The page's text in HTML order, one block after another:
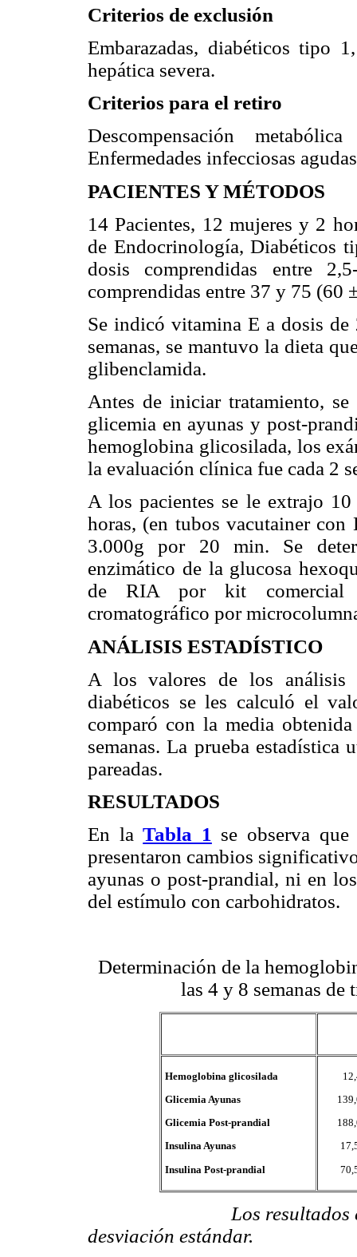
Criterios de exclusión
Embarazadas, diabéticos tipo
hepática severa.
Criterios para el retiro
Descompensación
Enfermedades infecciosas
PACIENTES Y MÉTODOS
14 Pacientes, 12 mujeres y 2
de Endocrinología, Diabéticos
dosis comprendidas entre
comprendidas entre 37 y 75 (60
Se indicó vitamina E a dosis
semanas, se mantuvo la dieta
glibenclamida.
Antes de iniciar tratamiento, se
glicemia en ayunas y post-
hemoglobina glicosilada, los
la evaluación clínica fue cada 2
A los pacientes se le extrajo
horas, (en tubos vacutainer
3.000g por 20 min. Se
enzimático de la glucosa
de RIA por kit comercial
cromatográfico por
ANÁLISIS ESTADÍSTICO
A los valores de los análisis
diabéticos se les calculó el
comparó con la media
semanas. La prueba estadística
pareadas.
RESULTADOS
En laTabla 1 se observa
presentaron cambios
ayunas o post-prandial, ni en
del estímulo con carbohidratos.
Determinación de la
las 4 y 8 semanas
Hemoglobina glicosilada
Glicemia Ayunas
Glicemia Post-prandial
Insulina Ayunas
Insulina Post-prandial
Los resultados están
desviación estándar.